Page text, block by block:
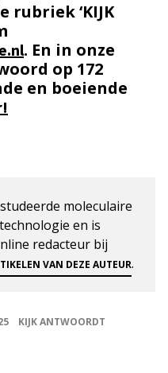
rubriek ‘KIJK
. En in onze
op 172
en boeiende
moleculaire
en is
redacteur bij
VAN DEZE AUTEUR.
KIJK ANTWOORDT